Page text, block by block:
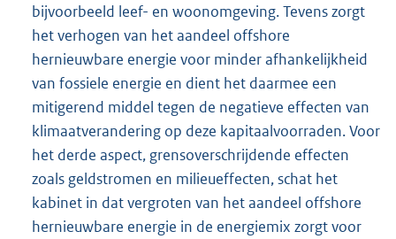
bijvoorbeeld leef- en woonomgeving. Tevens zorgt
het verhogen van het aandeel offshore
hernieuwbare energie voor minder afhankelijkheid
van fossiele energie en dient het daarmee een
mitigerend middel tegen de negatieve effecten van
klimaatverandering op deze kapitaalvoorraden. Voor
het derde aspect, grensoverschrijdende effecten
zoals geldstromen en milieueffecten, schat het
kabinet in dat vergroten van het aandeel offshore
hernieuwbare energie in de energiemix zorgt voor